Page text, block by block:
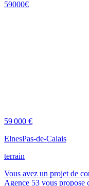
59 000 €
ElnesPas-de-Calais
terrain
Vous avez un projet de
Agence 53 vous propose